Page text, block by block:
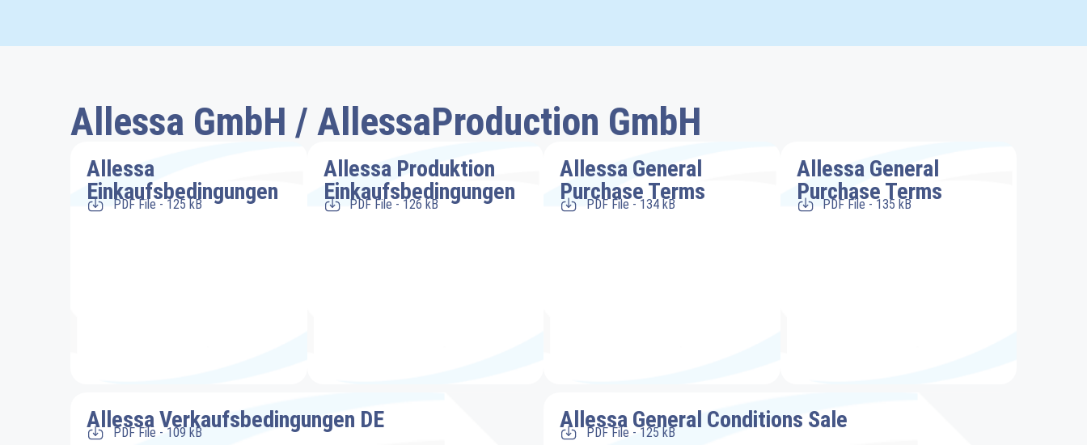
Allessa GmbH / AllessaProduction GmbH
Allessa
Einkaufsbedingungen
PDF File - 125 kB
Allessa Produktion
Einkaufsbedingungen
PDF File - 126 kB
Allessa General
Purchase Terms
PDF File - 134 kB
Allessa General
Purchase Terms
PDF File - 135 kB
Allessa Verkaufsbedingungen DE
PDF File - 109 kB Allessa General Conditions Sale
PDF File - 125 kB